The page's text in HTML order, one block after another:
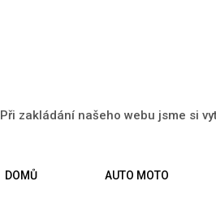
Při zakládání našeho webu jsme si
DOMŮ AUTO MOTO